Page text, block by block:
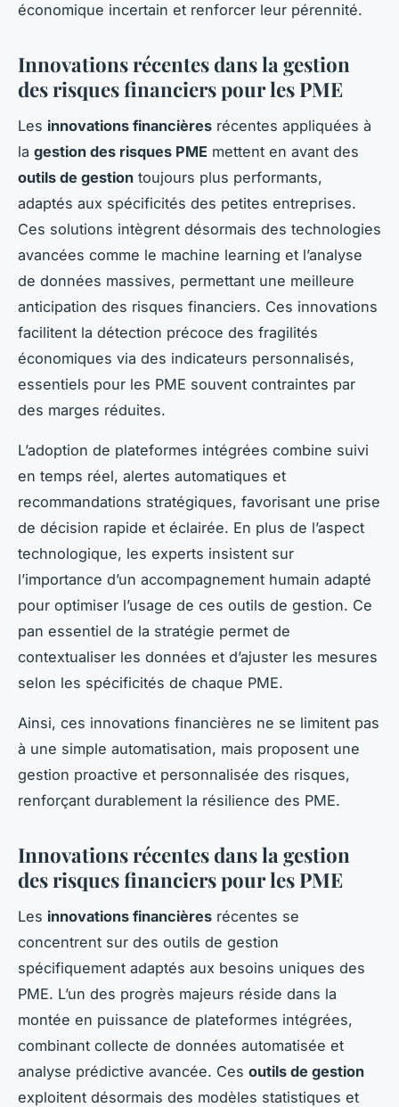
économique incertain et renforcer leur pérennité.
Innovations récentes dans la gestion
des risques financiers pour les PME
Les innovations financières récentes appliquées à
la gestion des risques PME mettent en avant des
outils de gestion toujours plus performants,
adaptés aux spécificités des petites entreprises.
Ces solutions intègrent désormais des technologies
avancées comme le machine learning et l’analyse
de données massives, permettant une meilleure
anticipation des risques financiers. Ces innovations
facilitent la détection précoce des fragilités
économiques via des indicateurs personnalisés,
essentiels pour les PME souvent contraintes par
des marges réduites.
L’adoption de plateformes intégrées combine suivi
en temps réel, alertes automatiques et
recommandations stratégiques, favorisant une prise
de décision rapide et éclairée. En plus de l’aspect
technologique, les experts insistent sur
l’importance d’un accompagnement humain adapté
pour optimiser l’usage de ces outils de gestion. Ce
pan essentiel de la stratégie permet de
contextualiser les données et d’ajuster les mesures
selon les spécificités de chaque PME.
Ainsi, ces innovations financières ne se limitent pas
à une simple automatisation, mais proposent une
gestion proactive et personnalisée des risques,
renforçant durablement la résilience des PME.
Innovations récentes dans la gestion
des risques financiers pour les PME
Les innovations financières récentes se
concentrent sur des outils de gestion
spécifiquement adaptés aux besoins uniques des
PME. L’un des progrès majeurs réside dans la
montée en puissance de plateformes intégrées,
combinant collecte de données automatisée et
analyse prédictive avancée. Ces outils de gestion
exploitent désormais des modèles statistiques et